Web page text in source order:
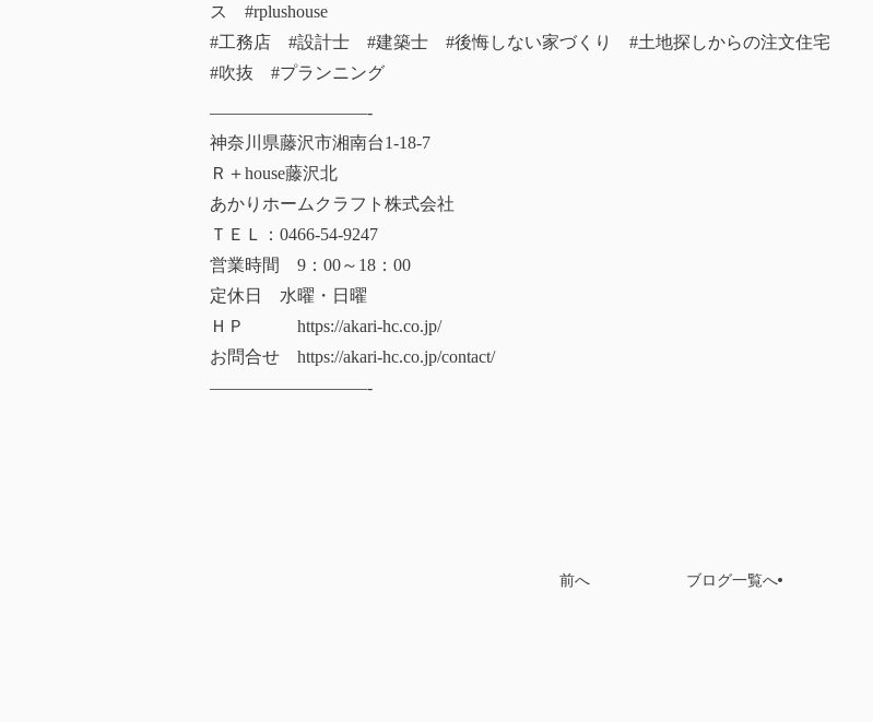
ス #rplushouse
#工務店 #設計士 #建築士 #後悔しない家づくり #土地探しからの注文住宅
#吹抜 #プランニング
—————————-
神奈川県藤沢市湘南台1-18-7
Ｒ＋house藤沢北
あかりホームクラフト株式会社
ＴＥＬ：0466-54-9247
営業時間 9：00～18：00
定休日 水曜・日曜
ＨＰ https://akari-hc.co.jp/
お問合せ https://akari-hc.co.jp/contact/
—————————-
前へ ブログ一覧へ